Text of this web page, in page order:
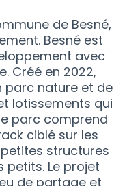
de Besné,
Besné est
avec
Créé en 2022,
parc nature et de
lotissements qui
parc comprend
ciblé sur les
structures
petits. Le projet
de partage et